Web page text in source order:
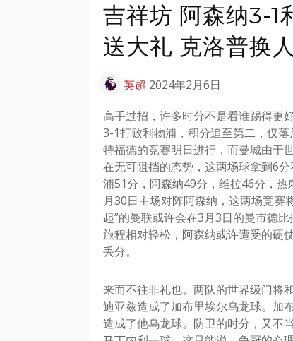
吉祥坊 阿森纳3-1
送大礼 克洛普换
英超 2024年2月6日
高手过招，许多时分不是看谁踢得更
3-1打败利物浦，积分追至第二，仅
特福德的竞赛明日进行，而曼城由于
在无可阻挡的态势，这两场球拿到6
浦51分，阿森纳49分，维拉46分，
月30日主场对阵阿森纳，这两场竞赛
起”的曼联或许会在3月3日的曼市德
旅程相对轻松，阿森纳或许遭受的硬
丢分。
来而不往非礼也。两队的世界级门将
迪亚兹造成了加布里埃尔乌龙球。加
造成了他乌龙球。防卫的时分，又不